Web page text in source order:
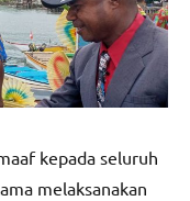
kepada seluruh
melaksanakan